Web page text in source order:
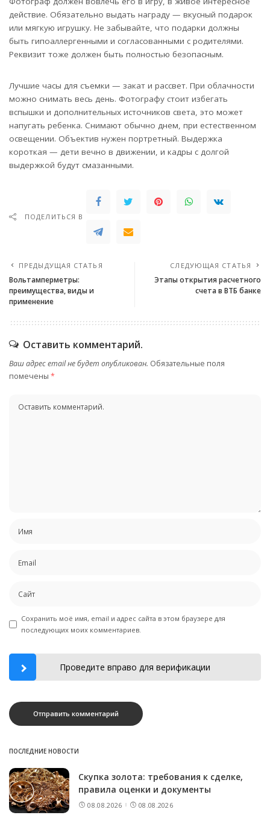
действие. Обязательно выдать награду — вкусный подарок
или мягкую игрушку. Не забывайте, что подарки должны
быть гипоаллергенными и согласованными с родителями.
Реквизит тоже должен быть полностью безопасным.
Лучшие часы для съемки — закат и рассвет. При облачности
можно снимать весь день. Фотографу стоит избегать
вспышки и дополнительных источников света, это может
напугать ребенка. Снимают обычно днем, при естественном
освещении. Объектив нужен портретный. Выдержка
короткая — дети вечно в движении, и кадры с долгой
выдержкой будут смазанными.
ПОДЕЛИТЬСЯ В
ПРЕДЫДУЩАЯ СТАТЬЯ
Вольтамперметры:
преимущества, виды и
применение
СЛЕДУЮЩАЯ СТАТЬЯ
Этапы открытия расчетного
счета в ВТБ банке
Оставить комментарий.
Ваш адрес email не будет опубликован. Обязательные поля
помечены *
Сохранить моё имя, email и адрес сайта в этом браузере для
последующих моих комментариев.
Проведите вправо для верификации
ПОСЛЕДНИЕ НОВОСТИ
Скупка золота: требования к сделке,
правила оценки и документы
08.08.2026 08.08.2026